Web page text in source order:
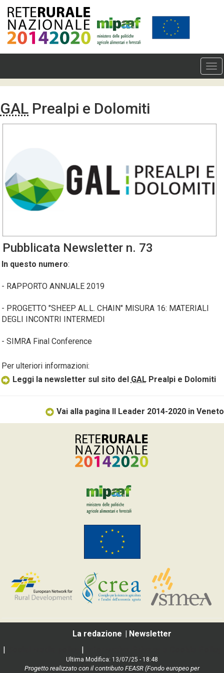
GAL Prealpi e Dolomiti
Pubblicata Newslettern. 73
In questo numero:
- RAPPORTO ANNUALE 2019
- PROGETTO "SHEEP AL.L. CHAIN" MISURA 16: MATERIALI
DEGLI INCONTRI INTERMEDI
- SIMRA Final Conference
Per ulteriori informazioni:
Leggi la newsletter sul sito del GALPrealpi e Dolomiti
Vai alla pagina Il Leader 2014-2020 in Veneto
La redazione
Newsletter
Ultima Modifica: 13/07/25 - 18:48
Progetto realizzato con il contributo FEASR (Fondo europeo per